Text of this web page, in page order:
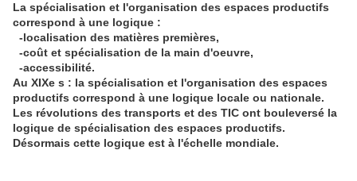
La spécialisation et l'organisation des espaces productifs
correspond à une logique :
-localisation des matières premières,
-coût et spécialisation de la main d'oeuvre,
-accessibilité.
Au XIXe s : la spécialisation et l'organisation des espaces
productifs correspond à une logique locale ou nationale.
Les révolutions des transports et des TIC ont bouleversé la
logique de spécialisation des espaces productifs.
Désormais cette logique est à l'échelle mondiale.